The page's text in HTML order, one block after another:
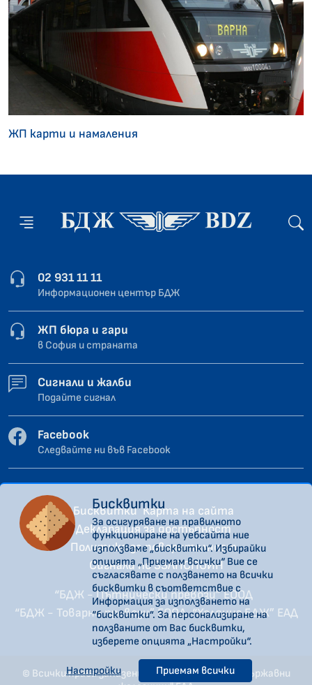
ЖП карти и намаления
02 931 11 11
Информационен център БДЖ
ЖП бюра и гари
в София и страната
Сигнали и жалби
Подайте сигнал
Facebook
Следвайте ни във Facebook
Бисквитки Карта на сайта
Декларация за достъпност
Политика за поверителност
Сигнали по ЗЗЛПСПОИН
“БДЖ - Пътнически превози” ЕООД
“БДЖ - Товарни превози” ЕООД “Холдинг БДЖ” ЕАД
© Всички права запазени. "Холдинг Български държавни
Бисквитки
За осигуряване на правилното
функциониране на уебсайта ние
използваме „бисквитки“. Избирайки
опцията „Приемам всички“ Вие се
съгласявате с ползването на всички
бисквитки в съответствие с
Информация за използването на
“бисквитки”. За персонализиране на
ползваните от Вас бисквитки,
изберете опцията „Настройки“.
Настройки Приемам всички